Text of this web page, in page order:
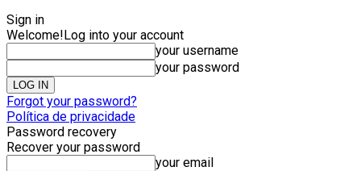
Sign in
Welcome!Log into your account
your username
your password
Forgot your password?
Política de privacidade
Password recovery
Recover your password
your email